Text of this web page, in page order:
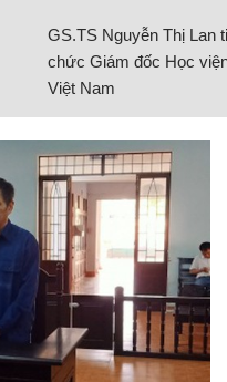
GS.TS Nguyễn Thị Lan
chức Giám đốc Học
Việt Nam